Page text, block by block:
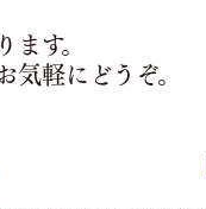
す。
軽にどうぞ。